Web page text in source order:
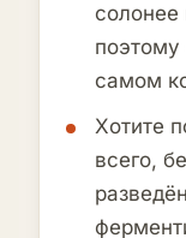
солонее
поэтому
самом
Хотите
всего,